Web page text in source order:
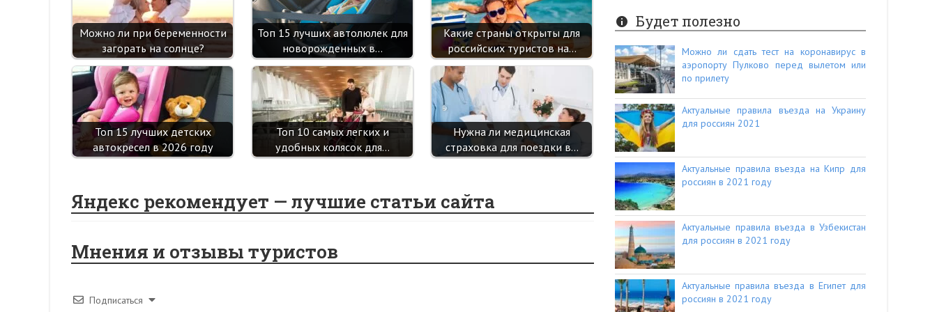
Можно ли при беременности
загорать на солнце?
Топ 15 лучших автолюлек для
новорожденных в…
Какие страны открыты для
российских туристов на…
Топ 15 лучших детских
автокресел в 2026 году
Топ 10 самых легких и
удобных колясок для…
Нужна ли медицинская
страховка для поездки в…
Яндекс рекомендует — лучшие статьи сайта
Мнения и отзывы туристов
Подписаться
Будет полезно
Можно ли сдать тест на коронавирус в
аэропорту Пулково перед вылетом или
по прилету
Актуальные правила въезда на Украину
для россиян 2021
Актуальные правила въезда на Кипр для
россиян в 2021 году
Актуальные правила въезда в Узбекистан
для россиян в 2021 году
Актуальные правила въезда в Египет для
россиян в 2021 году